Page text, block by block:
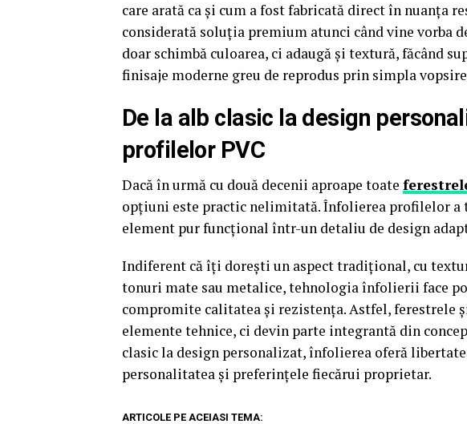
care arată ca și cum a fost fabricată direct în nuanța
considerată soluția premium atunci când vine vorba
doar schimbă culoarea, ci adaugă și textură, făcând
finisaje moderne greu de reprodus prin simpla
De la alb clasic la design
profilelor PVC
Dacă în urmă cu două decenii aproape toate
opțiuni este practic nelimitată. Înfolierea profilelor
element pur funcțional într-un detaliu de design
Indiferent că îți dorești un aspect tradițional, cu
tonuri mate sau metalice, tehnologia înfolierii face
compromite calitatea și rezistența. Astfel, ferestrele
elemente tehnice, ci devin parte integrantă din
clasic la design personalizat, înfolierea oferă
personalitatea și preferințele fiecărui proprietar.
ARTICOLE PE ACEIASI TEMA: